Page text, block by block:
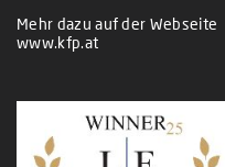
Mehr dazu auf der Webseite
www.kfp.at